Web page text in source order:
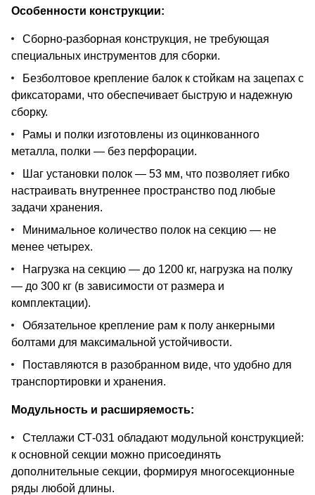
Особенности конструкции:
Сборно-разборная конструкция, не требующая
специальных инструментов для сборки.
Безболтовое крепление балок к стойкам на зацепах с
фиксаторами, что обеспечивает быструю и надежную
сборку.
Рамы и полки изготовлены из оцинкованного
металла, полки — без перфорации.
Шаг установки полок — 53 мм, что позволяет гибко
настраивать внутреннее пространство под любые
задачи хранения.
Минимальное количество полок на секцию — не
менее четырех.
Нагрузка на секцию — до 1200 кг, нагрузка на полку
— до 300 кг (в зависимости от размера и
комплектации).
Обязательное крепление рам к полу анкерными
болтами для максимальной устойчивости.
Поставляются в разобранном виде, что удобно для
транспортировки и хранения.
Модульность и расширяемость:
Стеллажи СТ-031 обладают модульной конструкцией:
к основной секции можно присоединять
дополнительные секции, формируя многосекционные
ряды любой длины.